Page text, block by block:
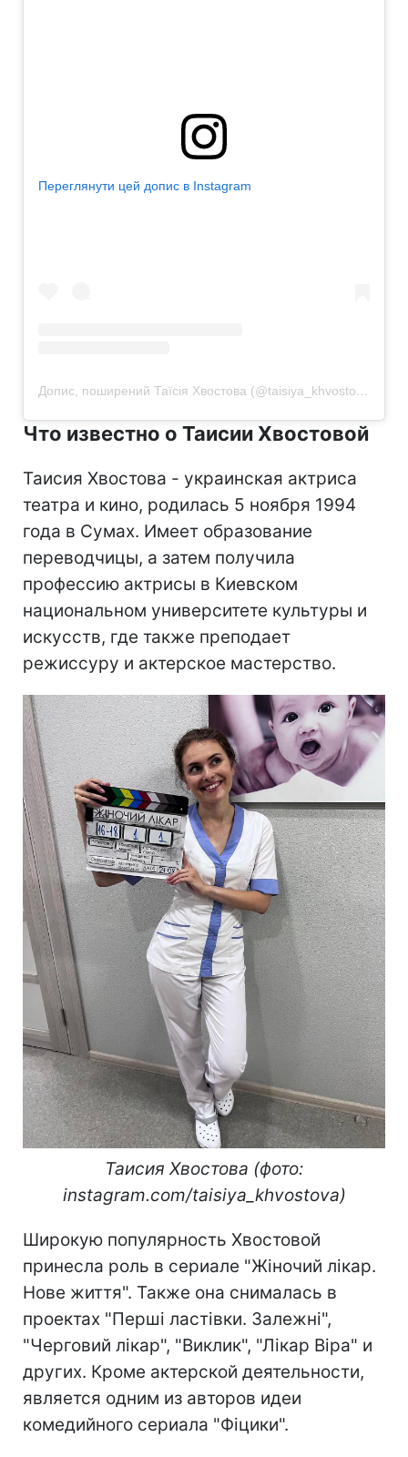
Переглянути цей допис в Instagram
Допис, поширений Таїсія Хвостова (@taisiya_khvostova)
Что известно о Таисии Хвостовой
Таисия Хвостова - украинская актриса
театра и кино, родилась 5 ноября 1994
года в Сумах. Имеет образование
переводчицы, а затем получила
профессию актрисы в Киевском
национальном университете культуры и
искусств, где также преподает
режиссуру и актерское мастерство.
Таисия Хвостова (фото:
instagram.com/taisiya_khvostova)
Широкую популярность Хвостовой
принесла роль в сериале "Жіночий лікар.
Нове життя". Также она снималась в
проектах "Перші ластівки. Залежні",
"Черговий лікар", "Виклик", "Лікар Віра" и
других. Кроме актерской деятельности,
является одним из авторов идеи
комедийного сериала "Фіцики".